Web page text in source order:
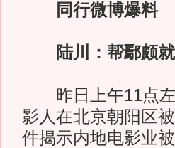
同行微博爆料
陆川：帮鄢颇就
昨日上午11点左
影人在北京朝阳区
件揭示内地电影业